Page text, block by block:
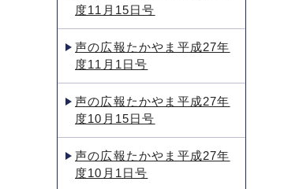
度11月15日号
声の広報たかやま平成27年
度11月1日号
声の広報たかやま平成27年
度10月15日号
声の広報たかやま平成27年
度10月1日号